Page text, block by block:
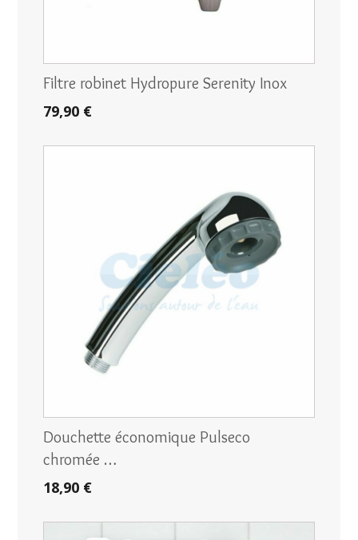
Filtre robinet Hydropure Serenity Inox
79,90 €
Douchette économique Pulseco
chromée …
18,90 €